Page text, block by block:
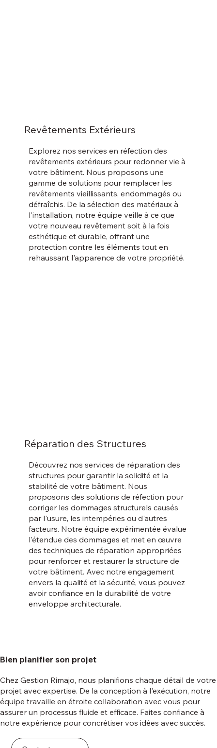
Revêtements Extérieurs
Explorez nos services en réfection des
revêtements extérieurs pour redonner vie à
votre bâtiment. Nous proposons une
gamme de solutions pour remplacer les
revêtements vieillissants, endommagés ou
défraîchis. De la sélection des matériaux à
l'installation, notre équipe veille à ce que
votre nouveau revêtement soit à la fois
esthétique et durable, offrant une
protection contre les éléments tout en
rehaussant l'apparence de votre propriété.
Réparation des Structures
Découvrez nos services de réparation des
structures pour garantir la solidité et la
stabilité de votre bâtiment. Nous
proposons des solutions de réfection pour
corriger les dommages structurels causés
par l'usure, les intempéries ou d'autres
facteurs. Notre équipe expérimentée évalue
l'étendue des dommages et met en œuvre
des techniques de réparation appropriées
pour renforcer et restaurer la structure de
votre bâtiment. Avec notre engagement
envers la qualité et la sécurité, vous pouvez
avoir confiance en la durabilité de votre
enveloppe architecturale.
Bien planifier son projet
Chez Gestion Rimajo, nous planifions chaque détail de votre
projet avec expertise. De la conception à l'exécution, notre
équipe travaille en étroite collaboration avec vous pour
assurer un processus fluide et efficace. Faites confiance à
notre expérience pour concrétiser vos idées avec succès.